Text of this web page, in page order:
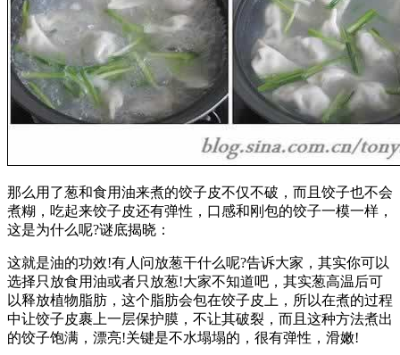
那么用了葱和食用油来煮的饺子皮不仅不破，而且饺子也不会
煮糊，吃起来饺子皮还有弹性，口感和刚包的饺子一模一样，
这是为什么呢?谜底揭晓：
这就是油的功效!有人问放葱干什么呢?告诉大家，其实你可以
选择只放食用油或者只放葱!大家不知道吧，其实葱高温后可
以释放植物脂肪，这个脂肪会包在饺子皮上，所以在煮的过程
中让饺子皮裹上一层保护膜，不让其破裂，而且这种方法煮出
的饺子饱满，漂亮!关键是不水塌塌的，很有弹性，滑嫩!